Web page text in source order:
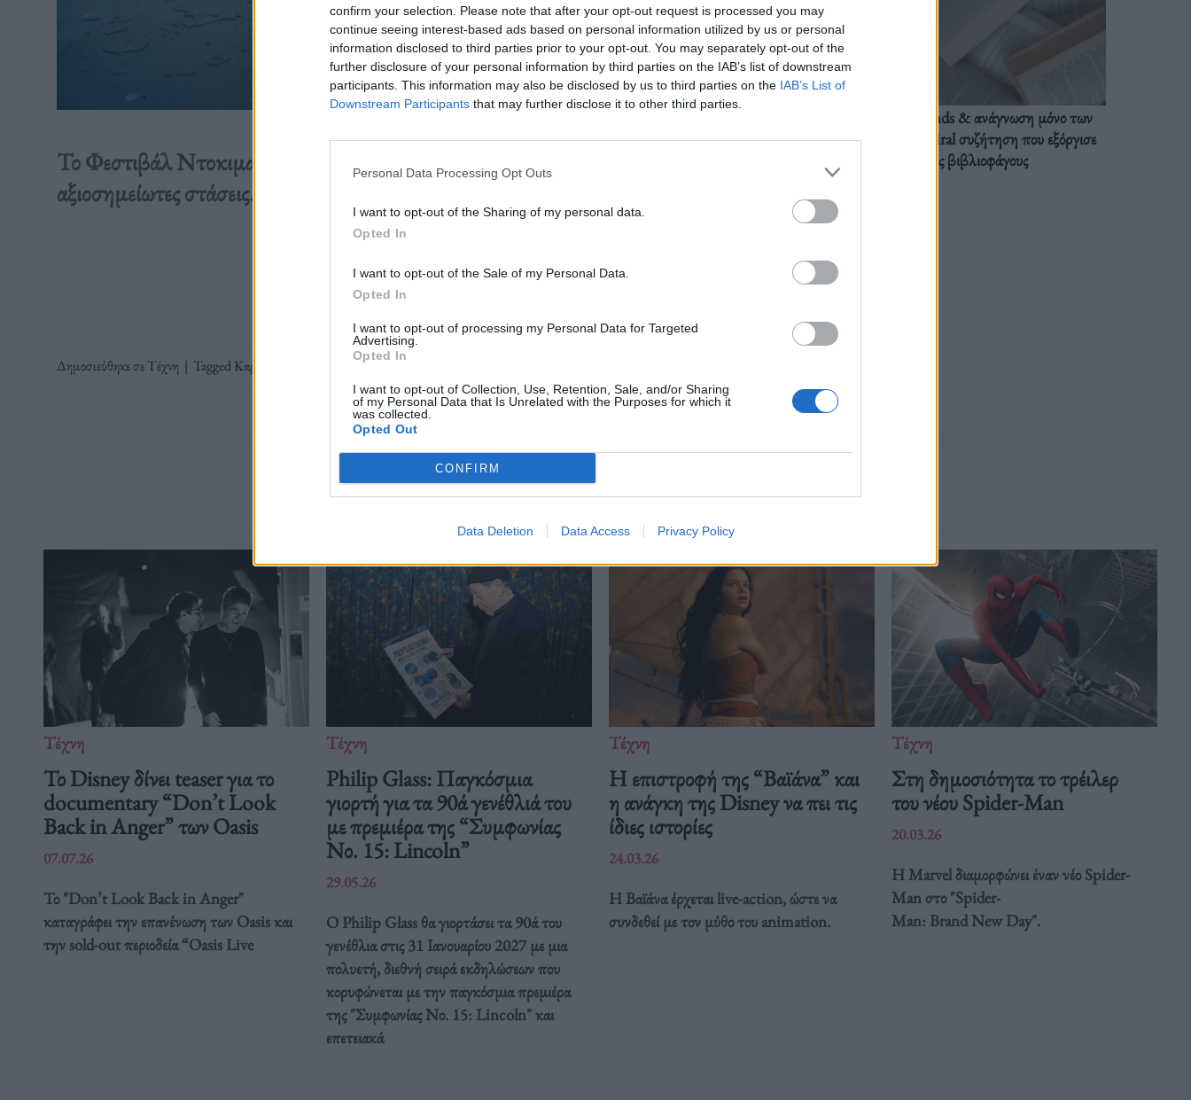
confirm your selection. Please note that after your opt-out request is processed you may
continue seeing interest-based ads based on personal information utilized by us or personal
information disclosed to third parties prior to your opt-out. You may separately opt-out of the
further disclosure of your personal information by third parties on the IAB’s list of downstream
participants. This information may also be disclosed by us to third parties on the IAB’s List of
Downstream Participants that may further disclose it to other third parties.
Personal Data Processing Opt Outs
I want to opt-out of the Sharing of my personal data.
Opted In
I want to opt-out of the Sale of my Personal Data.
Opted In
I want to opt-out of processing my Personal Data for Targeted
Advertising.
Opted In
I want to opt-out of Collection, Use, Retention, Sale, and/or Sharing
of my Personal Data that Is Unrelated with the Purposes for which it
was collected.
Opted Out
CONFIRM
Data Deletion Data Access Privacy Policy
Το Φεστιβάλ Ντοκιμαντέρ Θεσσαλονίκης συνεχίζεται και χθες υπήρξαν δύο
αξιοσημείωτες στάσεις.
Δημοσιεύθηκε σεΤέχνη | TaggedΚαρδιά της Καμπούλ Πολωνικές Προσευχές
BookTok trends & ανάγνωση μόνο των
διαλόγων: Η viral συζήτηση που εξόργισε
τους βιβλιοφάγους
Δείτε επίσης
Τέχνη
Το Disney δίνει teaser για το
documentary “Don’t Look
Back in Anger” των Oasis
07.07.26
Το "Don’t Look Back in Anger"
καταγράφει την επανένωση των Oasis και
την sold-out περιοδεία “Oasis Live
Τέχνη
Philip Glass: Παγκόσμια
γιορτή για τα 90ά γενέθλιά του
με πρεμιέρα της “Συμφωνίας
Νο. 15: Lincoln”
29.05.26
Ο Philip Glass θα γιορτάσει τα 90ά του
γενέθλια στις 31 Ιανουαρίου 2027 με μια
πολυετή, διεθνή σειρά εκδηλώσεων που
κορυφώνεται με την παγκόσμια πρεμιέρα
της "Συμφωνίας Νο. 15: Lincoln" και
επετειακά
Τέχνη
Η επιστροφή της “Βαϊάνα” και
η ανάγκη της Disney να πει τις
ίδιες ιστορίες
24.03.26
Η Βαϊάνα έρχεται live-action, ώστε να
συνδεθεί με τον μύθο του animation.
Τέχνη
Στη δημοσιότητα το τρέιλερ
του νέου Spider-Man
20.03.26
Η Marvel διαμορφώνει έναν νέο Spider-
Man στο "Spider-
Man: Brand New Day".